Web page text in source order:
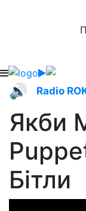
🔊 Radio
Якби
Бітли